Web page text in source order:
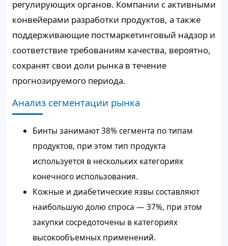
регулирующих органов. Компании с активными
конвейерами разработки продуктов, а также
поддерживающие постмаркетинговый надзор и
соответствие требованиям качества, вероятно,
сохранят свои доли рынка в течение
прогнозируемого периода.
Анализ сегментации рынка
Бинты занимают 38% сегмента по типам
продуктов, при этом тип продукта
используется в нескольких категориях
конечного использования.
Кожные и диабетические язвы составляют
наибольшую долю спроса — 37%, при этом
закупки сосредоточены в категориях
высокообъемных применений.